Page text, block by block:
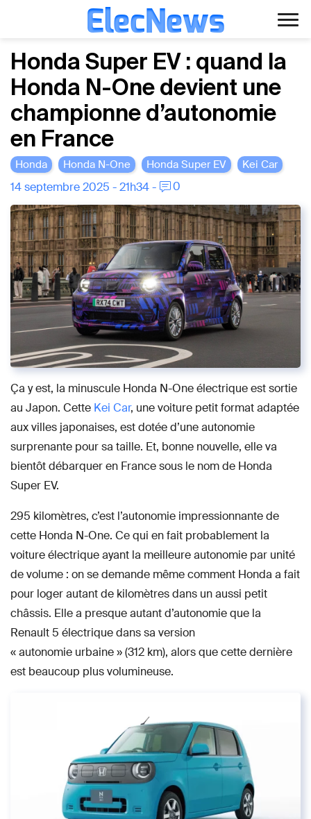
Aller
contenu
ElecNews
Voiture électrique
Voiture autonome
Finance
Écologie
Fiches techniques
Honda Super EV : quand la
Honda N-One devient une
championne d’autonomie
en France
Honda Honda N-One Honda Super EV Kei Car
14 septembre 2025 - 21h34 - 0
Ça y est, la minuscule Honda N-One électrique est sortie
au Japon. Cette Kei Car, une voiture petit format adaptée
aux villes japonaises, est dotée d’une autonomie
surprenante pour sa taille. Et, bonne nouvelle, elle va
bientôt débarquer en France sous le nom de Honda
Super EV.
295 kilomètres, c’est l’autonomie impressionnante de
cette Honda N-One. Ce qui en fait probablement la
voiture électrique ayant la meilleure autonomie par unité
de volume : on se demande même comment Honda a fait
pour loger autant de kilomètres dans un aussi petit
châssis. Elle a presque autant d’autonomie que la
Renault 5 électrique dans sa version
« autonomie urbaine » (312 km), alors que cette dernière
est beaucoup plus volumineuse.